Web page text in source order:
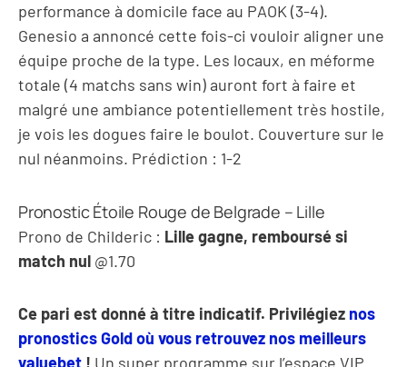
performance à domicile face au PAOK (3-4).
Genesio a annoncé cette fois-ci vouloir aligner une
équipe proche de la type. Les locaux, en méforme
totale (4 matchs sans win) auront fort à faire et
malgré une ambiance potentiellement très hostile,
je vois les dogues faire le boulot. Couverture sur le
nul néanmoins. Prédiction : 1-2
Pronostic Étoile Rouge de Belgrade – Lille
Prono de Childeric : Lille gagne, remboursé si
match nul @1.70
Ce pari est donné à titre indicatif. Privilégiez nos
pronostics Gold où vous retrouvez nos meilleurs
valuebet ! Un super programme sur l’espace VIP